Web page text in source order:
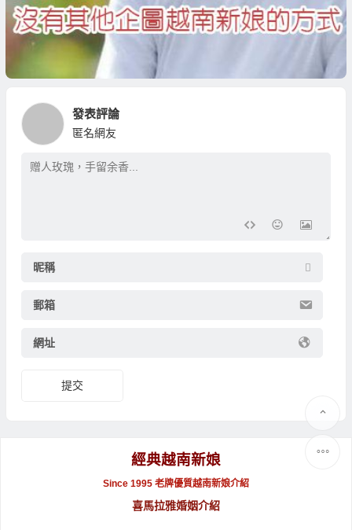
發表評論
匿名網友
昵稱
郵箱
網址
提交
經典越南新娘
Since 1995 老牌優質越南新娘介紹
喜馬拉雅婚姻介紹